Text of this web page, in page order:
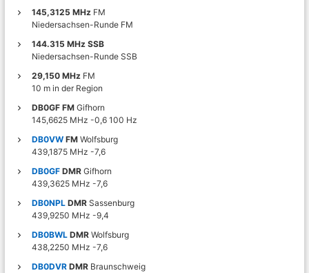
i
g
a
t
i
o
n
145,3125 MHz FM
Niedersachsen-Runde FM
144.315 MHz SSB
Niedersachsen-Runde SSB
29,150 MHz FM
10 m in der Region
DB0GF FM Gifhorn
145,6625 MHz -0,6 100 Hz
DB0VW FM Wolfsburg
439,1875 MHz -7,6
DB0GF DMR Gifhorn
439,3625 MHz -7,6
DB0NPL DMR Sassenburg
439,9250 MHz -9,4
DB0BWL DMR Wolfsburg
438,2250 MHz -7,6
DB0DVR DMR Braunschweig